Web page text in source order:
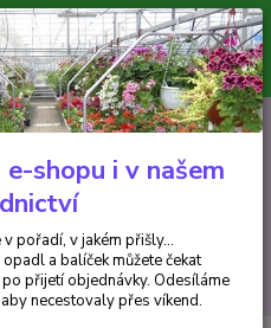
z e-shopu je 300 Kč.
opadl a balíček můžete čekat
přijetí objednávky. Objednávky
v jakém přišly...
Hledat
0ks
za0 Kč
shopu i v našem
pořadí, v jakém přišly...
a balíček můžete čekat
přijetí objednávky. Odesíláme
necestovaly přes víkend.